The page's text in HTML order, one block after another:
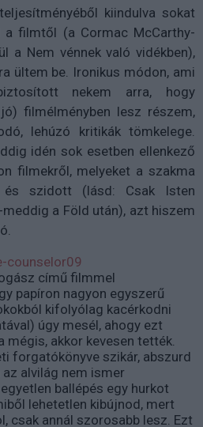
kiindulva sokat
filmtől (a Cormac McCarthy-
a Nem vénnek való vidékben),
ültem be. Ironikus módon, ami
nekem arra, hogy
filmélményben lesz részem,
lehúzó kritikák tömkelege.
idén sok esetben ellenkező
filmekről, melyeket a szakma
és szidott (lásd: Csak Isten
a Föld után), azt hiszem
című filmmel
papíron nagyon egyszerű
kifolyólag kacérkodni
úgy mesél, ahogy ezt
mégis, akkor kevesen tették.
forgatókönyve szikár, abszurd
alvilág nem ismer
ballépés egy hurkot
lehetetlen kibújnod, mert
csak annál szorosabb lesz. Ezt